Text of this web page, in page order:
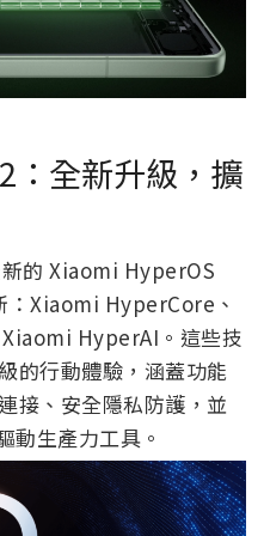
：全新升級，擴
的 Xiaomi HyperOS
：Xiaomi HyperCore、
HyperAI。這些技
的行動體驗，涵蓋功能
接、安全隱私防護，並
動生產力工具。